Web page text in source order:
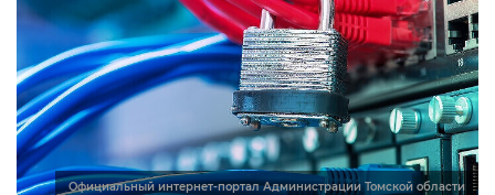
Официальный интернет-портал Администрации Томской области